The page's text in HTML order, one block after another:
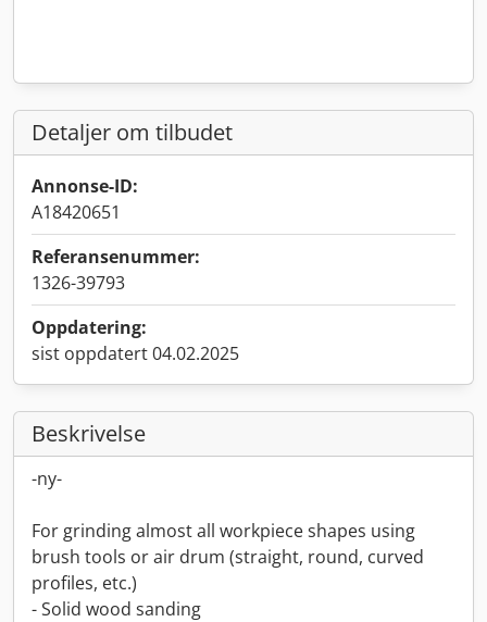
Detaljer om tilbudet
Annonse-ID:
A18420651
Referansenummer:
1326-39793
Oppdatering:
sist oppdatert 04.02.2025
Beskrivelse
-ny-
For grinding almost all workpiece shapes using
brush tools or air drum (straight, round, curved
profiles, etc.)
- Solid wood sanding